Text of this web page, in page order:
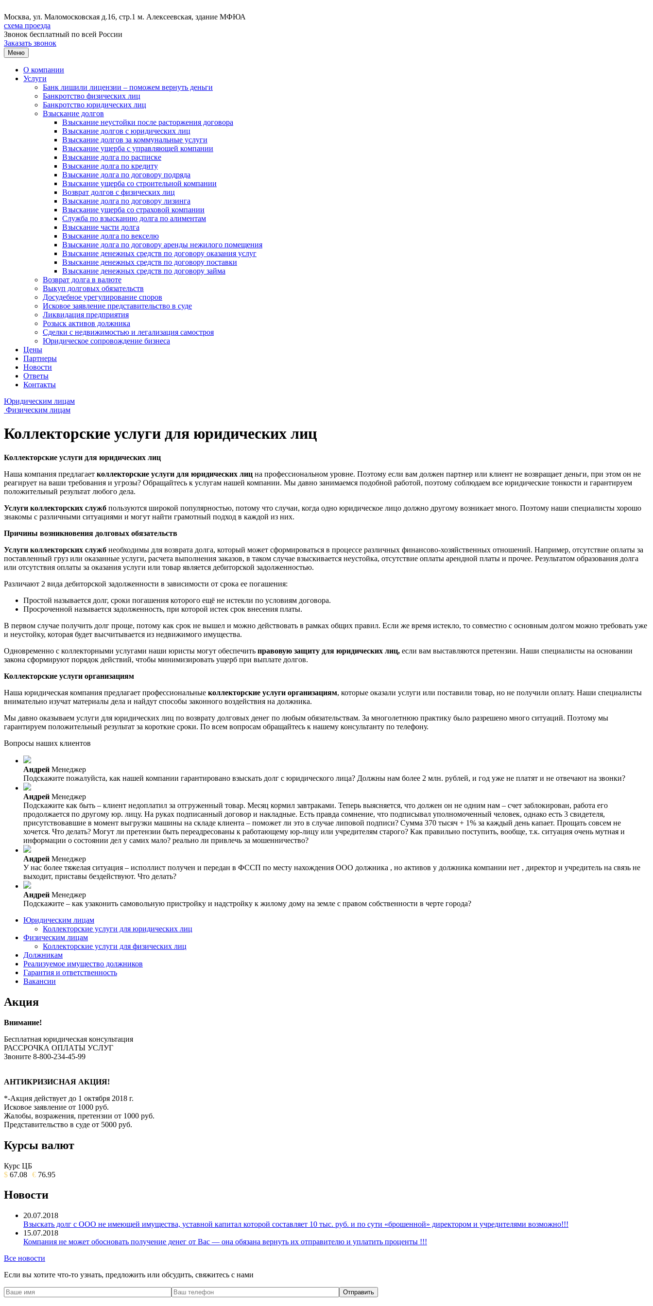
Москва, ул. Маломосковская д.16, стр.1 м. Алексеевская, здание МФЮА
схема проезда
Звонок бесплатный по всей России
Заказать звонок
Меню
О компании
Услуги
Банк лишили лицензии – поможем вернуть деньги
Банкротство физических лиц
Банкротство юридических лиц
Взыскание долгов
Взыскание неустойки после расторжения договора
Взыскание долгов с юридических лиц
Взыскание долгов за коммунальные услуги
Взыскание ущерба с управляющей компании
Взыскание долга по расписке
Взыскание долга по кредиту
Взыскание долга по договору подряда
Взыскание ущерба со строительной компании
Возврат долгов с физических лиц
Взыскание долга по договору лизинга
Взыскание ущерба со страховой компании
Служба по взысканию долга по алиментам
Взыскание части долга
Взыскание долга по векселю
Взыскание долга по договору аренды нежилого помещения
Взыскание денежных средств по договору оказания услуг
Взыскание денежных средств по договору поставки
Взыскание денежных средств по договору займа
Возврат долга в валюте
Выкуп долговых обязательств
Досудебное урегулирование споров
Исковое заявление представительство в суде
Ликвидация предприятия
Розыск активов должника
Сделки с недвижимостью и легализация самостроя
Юридическое сопровождение бизнеса
Цены
Партнеры
Новости
Ответы
Контакты
Юридическим лицам
Физическим лицам
Коллекторские услуги для юридических лиц
Коллекторские услуги для юридических лиц
Наша компания предлагает коллекторские услуги для юридических лиц на профессиональном уровне. Поэтому если вам должен партнер или клиент не возвращает деньги, при этом он не
реагирует на ваши требования и угрозы? Обращайтесь к услугам нашей компании. Мы давно занимаемся подобной работой, поэтому соблюдаем все юридические тонкости и гарантируем
положительный результат любого дела.
Услуги коллекторских служб пользуются широкой популярностью, потому что случаи, когда одно юридическое лицо должно другому возникает много. Поэтому наши специалисты хорошо
знакомы с различными ситуациями и могут найти грамотный подход в каждой из них.
Причины возникновения долговых обязательств
Услуги коллекторских служб необходимы для возврата долга, который может сформироваться в процессе различных финансово-хозяйственных отношений. Например, отсутствие оплаты за
поставленный груз или оказанные услуги, расчета выполнения заказов, в таком случае взыскивается неустойка, отсутствие оплаты арендной платы и прочее. Результатом образования долга
или отсутствия оплаты за оказания услуги или товар является дебиторской задолженностью.
Различают 2 вида дебиторской задолженности в зависимости от срока ее погашения:
Простой называется долг, сроки погашения которого ещё не истекли по условиям договора.
Просроченной называется задолженность, при которой истек срок внесения платы.
В первом случае получить долг проще, потому как срок не вышел и можно действовать в рамках общих правил. Если же время истекло, то совместно с основным долгом можно требовать уже
и неустойку, которая будет высчитывается из недвижимого имущества.
Одновременно с коллекторными услугами наши юристы могут обеспечить правовую защиту для юридических лиц, если вам выставляются претензии. Наши специалисты на основании
закона сформируют порядок действий, чтобы минимизировать ущерб при выплате долгов.
Коллекторские услуги организациям
Наша юридическая компания предлагает профессиональные коллекторские услуги организациям, которые оказали услуги или поставили товар, но не получили оплату. Наши специалисты
внимательно изучат материалы дела и найдут способы законного воздействия на должника.
Мы давно оказываем услуги для юридических лиц по возврату долговых денег по любым обязательствам. За многолетнюю практику было разрешено много ситуаций. Поэтому мы
гарантируем положительный результат за короткие сроки. По всем вопросам обращайтесь к нашему консультанту по телефону.
Вопросы наших клиентов
Андрей Менеджер
Подскажите пожалуйста, как нашей компании гарантировано взыскать долг с юридического лица? Должны нам более 2 млн. рублей, и год уже не платят и не отвечают на звонки?
Андрей Менеджер
Подскажите как быть – клиент недоплатил за отгруженный товар. Месяц кормил завтраками. Теперь выясняется, что должен он не одним нам – счет заблокирован, работа его
продолжается по другому юр. лицу. На руках подписанный договор и накладные. Есть правда сомнение, что подписывал уполномоченный человек, однако есть 3 свидетеля,
присутствовавшие в момент выгрузки машины на складе клиента – поможет ли это в случае липовой подписи? Сумма 370 тысяч + 1% за каждый день капает. Прощать совсем не
хочется. Что делать? Могут ли претензии быть переадресованы к работающему юр-лицу или учредителям старого? Как правильно поступить, вообще, т.к. ситуация очень мутная и
информации о состоянии дел у самих мало? реально ли привлечь за мошенничество?
Андрей Менеджер
У нас более тяжелая ситуация – исполлист получен и передан в ФССП по месту нахождения ООО должника , но активов у должника компании нет , директор и учредитель на связь не
выходит, приставы бездействуют. Что делать?
Андрей Менеджер
Подскажите – как узаконить самовольную пристройку и надстройку к жилому дому на земле с правом собственности в черте города?
Юридическим лицам
Коллекторские услуги для юридических лиц
Физическим лицам
Коллекторские услуги для физических лиц
Должникам
Реализуемое имущество должников
Гарантия и ответственность
Вакансии
Акция
Внимание!
Бесплатная юридическая консультация
РАССРОЧКА ОПЛАТЫ УСЛУГ
Звоните 8-800-234-45-99
АНТИКРИЗИСНАЯ АКЦИЯ!
*-Акция действует до 1 октября 2018 г.
Исковое заявление от 1000 руб.
Жалобы, возражения, претензии от 1000 руб.
Представительство в суде от 5000 руб.
Курсы валют
Курс ЦБ
$ 67.08 € 76.95
Новости
20.07.2018
Взыскать долг с ООО не имеющей имущества, уставной капитал которой составляет 10 тыс. руб. и по сути «брошенной» директором и учредителями возможно!!!
15.07.2018
Компания не может обосновать получение денег от Вас — она обязана вернуть их отправителю и уплатить проценты !!!
Все новости
Если вы хотите что-то узнать, предложить или обсудить, свяжитесь с нами